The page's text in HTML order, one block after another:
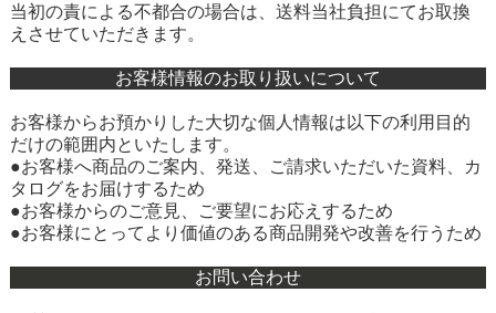
当初の責による不都合の場合は、送料当社負担にてお取換
えさせていただきます。
お客様情報のお取り扱いについて
お客様からお預かりした大切な個人情報は以下の利用目的
だけの範囲内といたします。
●お客様へ商品のご案内、発送、ご請求いただいた資料、カ
タログをお届けするため
●お客様からのご意見、ご要望にお応えするため
●お客様にとってより価値のある商品開発や改善を行うため
お問い合わせ